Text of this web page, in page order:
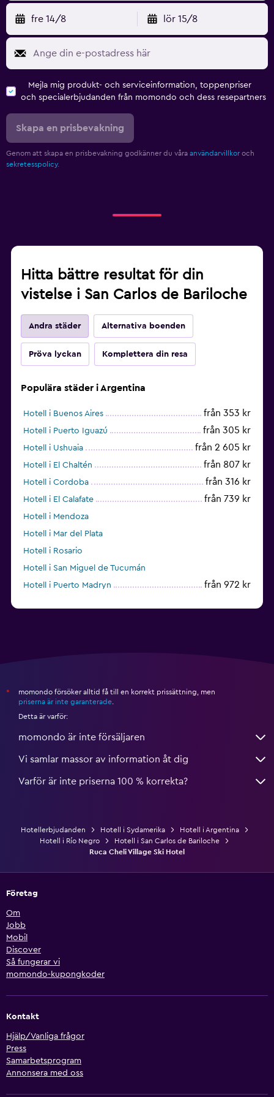
fre 14/8 lör 15/8
Mejla mig produkt- och serviceinformation, toppenpriser
och specialerbjudanden från momondo och dess resepartners
Skapa en prisbevakning
Genom att skapa en prisbevakning godkänner du våra användarvillkor och
sekretesspolicy.
Hitta bättre resultat för din
vistelse i San Carlos de Bariloche
Andra städer Alternativa boenden
Pröva lyckan Komplettera din resa
Populära städer i Argentina
Hotell i Buenos Aires från 353 kr
Hotell i Puerto Iguazú från 305 kr
Hotell i Ushuaia från 2 605 kr
Hotell i El Chaltén från 807 kr
Hotell i Cordoba från 316 kr
Hotell i El Calafate från 739 kr
Hotell i Mendoza
Hotell i Mar del Plata
Hotell i Rosario
Hotell i San Miguel de Tucumán
Hotell i Puerto Madryn
från 972 kr
*
momondo försöker alltid få till en korrekt prissättning, men
priserna är inte garanterade
Detta är varför:
momondo är inte försäljaren
Vi samlar massor av information åt dig
Varför är inte priserna 100 % korrekta?
Hotellerbjudanden Hotell i Sydamerika
Hotell i Argentina
Hotell i Río Negro
Hotell i San Carlos de Bariloche
Ruca Cheli Village Ski Hotel
Företag
Om
Jobb
Mobil
Discover
Så fungerar vi
momondo-kupongkoder
Kontakt
Hjälp/Vanliga frågor
Press
Samarbetsprogram
Annonsera med oss